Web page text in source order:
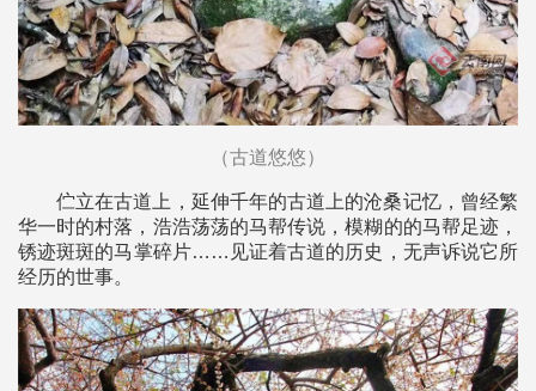
（古道悠悠）
伫立在古道上，延伸千年的古道上的沧桑记忆，曾经繁
华一时的村落，浩浩荡荡的马帮传说，模糊的的马帮足迹，
锈迹斑斑的马掌碎片……见证着古道的历史，无声诉说它所
经历的世事。